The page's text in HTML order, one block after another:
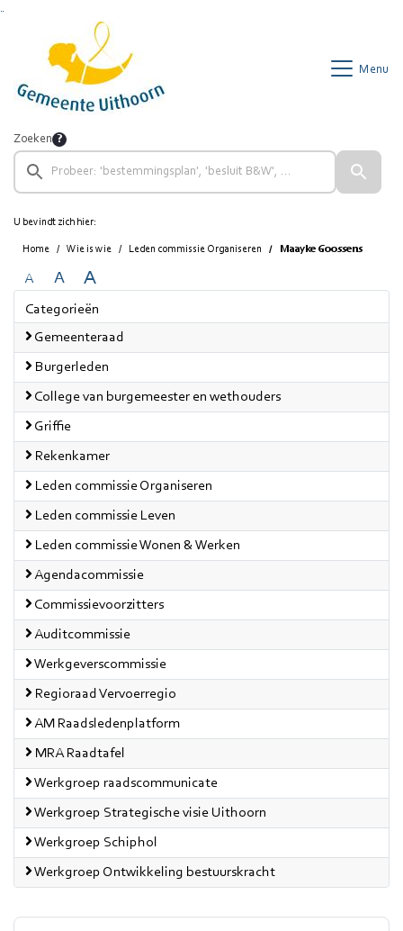
Menu
Zoeken
U bevindt zich hier:
Home Wie is wie Leden commissie Organiseren Maayke Goossens
A A A
Categorieën
Gemeenteraad
Burgerleden
College van burgemeester en wethouders
Griffie
Rekenkamer
Leden commissie Organiseren
Leden commissie Leven
Leden commissie Wonen & Werken
Agendacommissie
Commissievoorzitters
Auditcommissie
Werkgeverscommissie
Regioraad Vervoerregio
AM Raadsledenplatform
MRA Raadtafel
Werkgroep raadscommunicate
Werkgroep Strategische visie Uithoorn
Werkgroep Schiphol
Werkgroep Ontwikkeling bestuurskracht